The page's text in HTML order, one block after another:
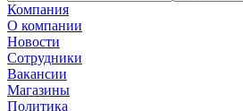
Компания
О компании
Новости
Сотрудники
Вакансии
Магазины
Политика